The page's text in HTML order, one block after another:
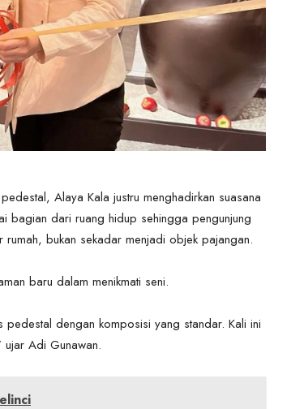
Alaya Kala justru menghadirkan suasana
bagian dari ruang hidup sehingga pengunjung
bukan sekadar menjadi objek pajangan.
baru dalam menikmati seni.
dengan komposisi yang standar. Kali ini
Adi Gunawan.